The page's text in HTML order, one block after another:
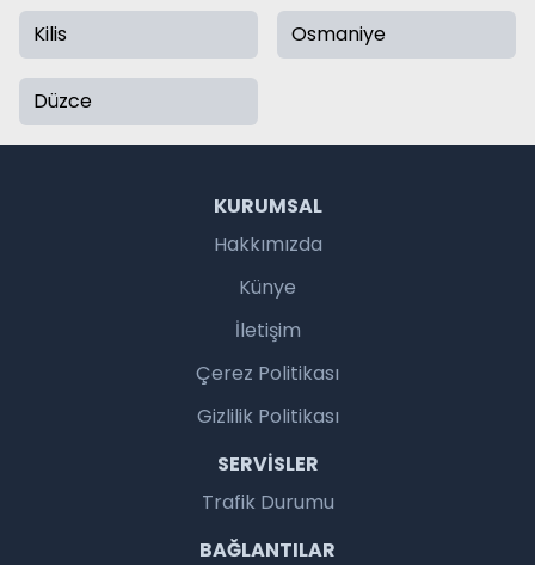
Kilis Osmaniye
Düzce
KURUMSAL
Hakkımızda
Künye
İletişim
Çerez Politikası
Gizlilik Politikası
SERVISLER
Trafik Durumu
BAĞLANTILAR